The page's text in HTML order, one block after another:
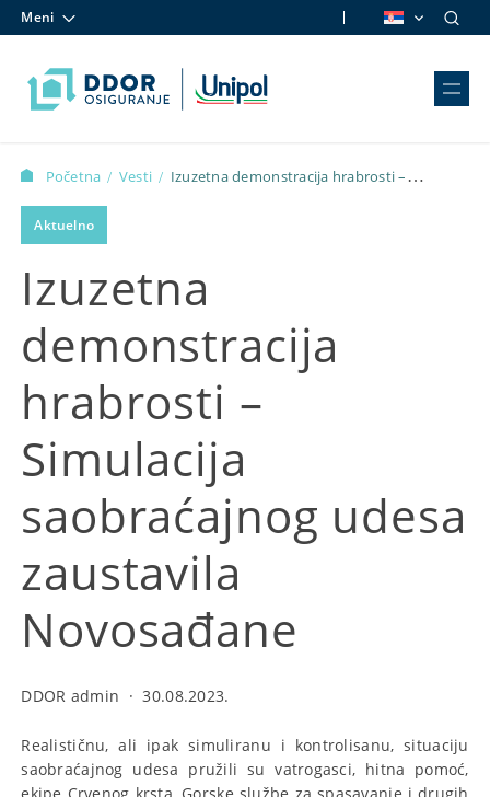
Meni
Početna / Vesti / Izuzetna demonstracija hrabrosti –
Simulacija saobraćajnog udesa zaustavila Novosađane
Aktuelno
Izuzetna
demonstracija
hrabrosti –
Simulacija
saobraćajnog udesa
zaustavila
Novosađane
DDOR admin ·30.08.2023.
Realističnu, ali ipak simuliranu i kontrolisanu, situaciju
saobraćajnog udesa pružili su vatrogasci, hitna pomoć,